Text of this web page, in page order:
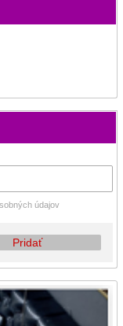
údajov
Pridať